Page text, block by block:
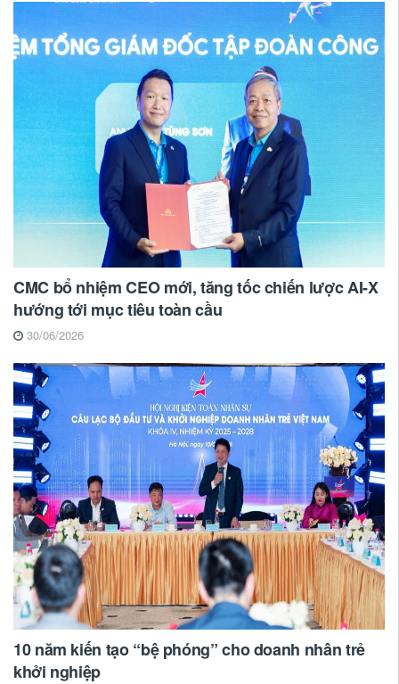
CMC bổ nhiệm CEO mới, tăng tốc chiến lược AI-X
hướng tới mục tiêu toàn cầu
30/06/2026
10 năm kiến tạo “bệ phóng” cho doanh nhân trẻ
khởi nghiệp